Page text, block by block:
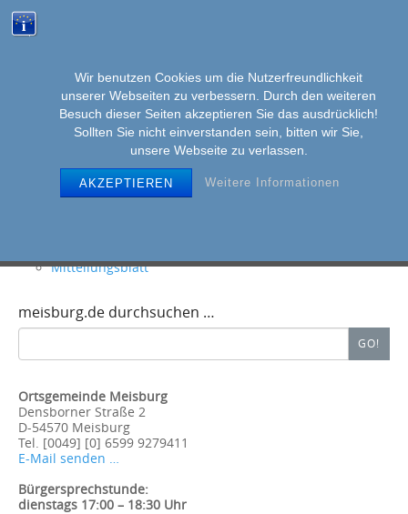
Wir benutzen Cookies um die Nutzerfreundlichkeit
unserer Webseiten zu verbessern. Durch den weiteren
Besuch dieser Seiten akzeptieren Sie das ausdrücklich!
Sollten Sie nicht einverstanden sein, bitten wir Sie,
unsere Webseite zu verlassen.
AKZEPTIEREN Weitere Informationen
MENU
ALLGEMEINE INFOS
Mitteilungsblatt
meisburg.de durchsuchen …
Search
GO!
Ortsgemeinde Meisburg
Densborner Straße 2
D-54570 Meisburg
Tel. [0049] [0] 6599 9279411
E-Mail senden …
Bürgersprechstunde:
dienstags 17:00 – 18:30 Uhr